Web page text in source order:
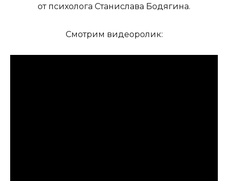
от психолога Станислава Бодягина.
Смотрим видеоролик: